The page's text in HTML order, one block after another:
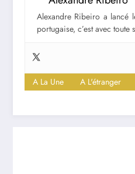
Alexandre Ribeiro a lancé
portugaise, c’est avec
A La Une A L'étranger